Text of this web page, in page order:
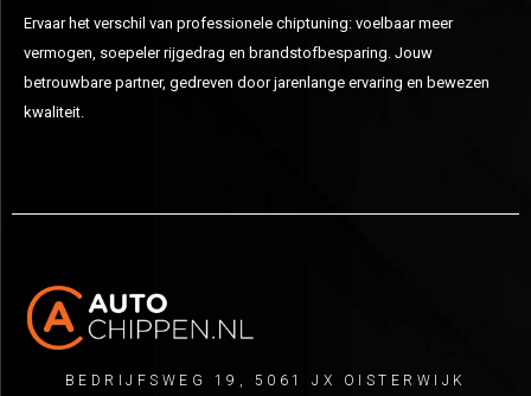
Ervaar het verschil van professionele chiptuning: voelbaar meer
vermogen, soepeler rijgedrag en brandstofbesparing. Jouw
betrouwbare partner, gedreven door jarenlange ervaring en bewezen
kwaliteit.
BEDRIJFSWEG 19, 5061 JX OISTERWIJK